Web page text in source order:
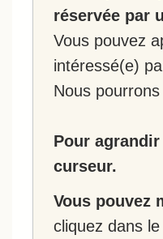
réservée par
Vous pouvez
intéressé(e)
Nous
Pour
curseur.
Vous pouvez
cliquez dans